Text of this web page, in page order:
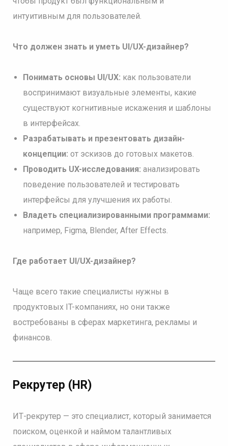
интуитивным для пользователей.
Что должен знать и уметь UI/UX-дизайнер?
Понимать основы UI/UX: как пользователи
воспринимают визуальные элементы, какие
существуют когнитивные искажения и шаблоны
в интерфейсах.
Разрабатывать и презентовать дизайн-
концепции: от эскизов до готовых макетов.
Проводить UX-исследования: анализировать
поведение пользователей и тестировать
интерфейсы для улучшения их работы.
Владеть специализированными программами:
например, Figma, Blender, After Effects.
Где работает UI/UX-дизайнер?
Чаще всего такие специалисты нужны в
продуктовых IT-компаниях, но они также
востребованы в сферах маркетинга, рекламы и
финансов.
Рекрутер (HR)
ИТ-рекрутер — это специалист, который занимается
поиском, оценкой и наймом талантливых